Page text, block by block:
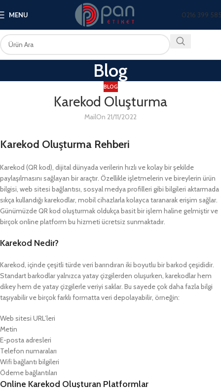
MENU 0216 399
Blog
BLOG
Karekod Oluşturma
MailOn 21/11/2022
Karekod Oluşturma Rehberi
Karekod (QR kod), dijital dünyada verilerin hızlı ve kolay bir şekilde
paylaşılmasını sağlayan bir araçtır. Özellikle işletmelerin ve bireylerin ürün
bilgisi, web sitesi bağlantısı, sosyal medya profilleri gibi bilgileri aktarmada
sıkça kullandığı karekodlar, mobil cihazlarla kolayca taranarak erişim sağlar.
Günümüzde QR kod oluşturmak oldukça basit bir işlem haline gelmiştir ve
birçok online platform bu hizmeti ücretsiz sunmaktadır.
Karekod Nedir?
Karekod, içinde çeşitli türde veri barındıran iki boyutlu bir barkod çeşididir.
Standart barkodlar yalnızca yatay çizgilerden oluşurken, karekodlar hem
dikey hem de yatay çizgilerle veriyi saklar. Bu sayede çok daha fazla bilgi
taşıyabilir ve birçok farklı formatta veri depolayabilir, örneğin:
Web sitesi URL’leri
Metin
E-posta adresleri
Telefon numaraları
Wifi bağlantı bilgileri
Ödeme bağlantıları
Online Karekod Oluşturan Platformlar